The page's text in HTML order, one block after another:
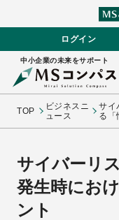
ログイン
中小企業の未来をサポート
TOP
ビジネスニ
ュース
サイ
る「
サイバーリ
発生時にお
ント